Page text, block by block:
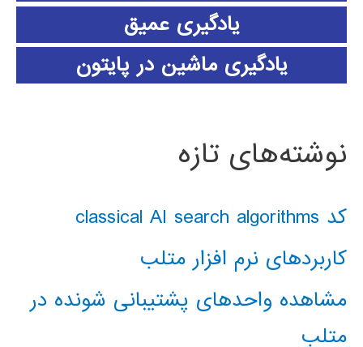
یادگیری عمیق
یادگیری ماشین در پایتون
نوشته‌های تازه
کد classical AI search algorithms
کاربردهای نرم افزار متلب
مشاهده واحدهای پشتیبانی شونده در
متلب